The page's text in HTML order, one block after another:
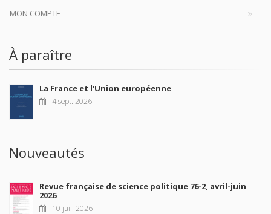
MON COMPTE
À paraître
La France et l'Union européenne
4 sept. 2026
Nouveautés
Revue française de science politique 76-2, avril-juin
2026
10 juil. 2026